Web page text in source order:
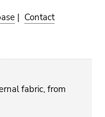
| Contact
fabric, from